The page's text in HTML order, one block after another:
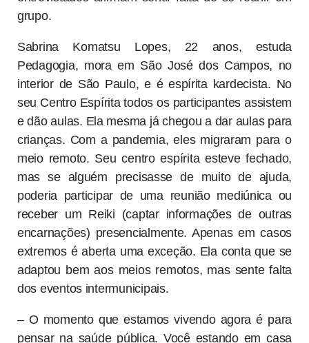
grupo.
Sabrina Komatsu Lopes, 22 anos, estuda
Pedagogia, mora em São José dos Campos, no
interior de São Paulo, e é espírita kardecista. No
seu Centro Espírita todos os participantes assistem
e dão aulas. Ela mesma já chegou a dar aulas para
crianças. Com a pandemia, eles migraram para o
meio remoto. Seu centro espírita esteve fechado,
mas se alguém precisasse de muito de ajuda,
poderia participar de uma reunião mediúnica ou
receber um Reiki (captar informações de outras
encarnações) presencialmente. Apenas em casos
extremos é aberta uma exceção. Ela conta que se
adaptou bem aos meios remotos, mas sente falta
dos eventos intermunicipais.
– O momento que estamos vivendo agora é para
pensar na saúde pública. Você estando em casa